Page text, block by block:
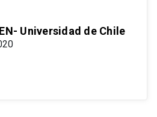
Universidad de Chile